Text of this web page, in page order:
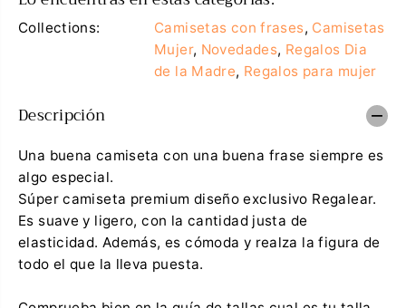
i
r
a
m
s
e
a
m
a
s
e
a
m
u
j
e
Collections: Camisetas con frases, Camisetas
Mujer, Novedades, Regalos Dia
de la Madre, Regalos para mujer
Descripción
Una buena camiseta con una buena frase siempre es
algo especial.
Súper camiseta premium diseño exclusivo Regalear.
Es suave y ligero, con la cantidad justa de
elasticidad. Además, es cómoda y realza la figura de
todo el que la lleva puesta.